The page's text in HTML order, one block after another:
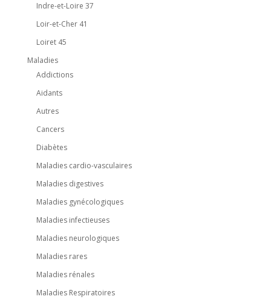
Indre-et-Loire 37
Loir-et-Cher 41
Loiret 45
Maladies
Addictions
Aidants
Autres
Cancers
Diabètes
Maladies cardio-vasculaires
Maladies digestives
Maladies gynécologiques
Maladies infectieuses
Maladies neurologiques
Maladies rares
Maladies rénales
Maladies Respiratoires